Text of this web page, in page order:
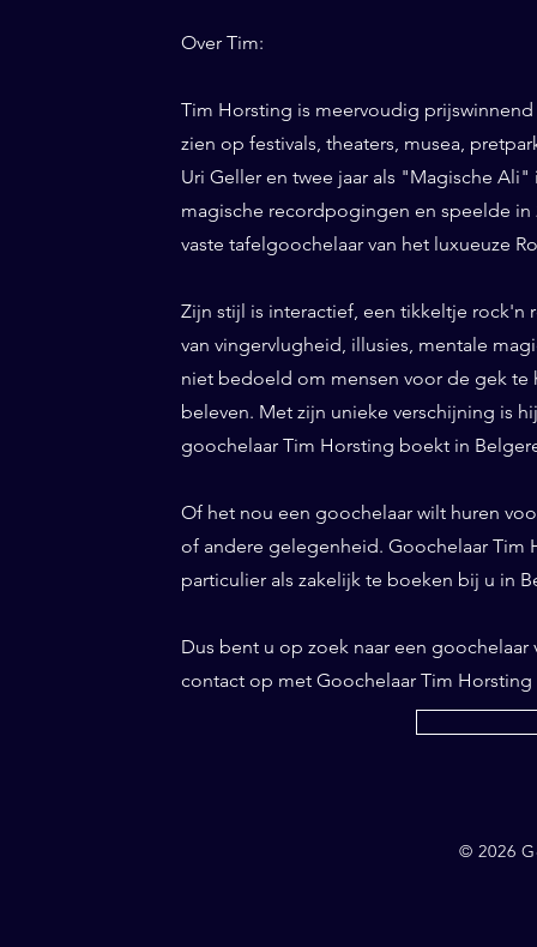
Over Tim:
Tim Horsting is meervoudig
zien op festivals, theaters, musea,
Uri Geller en twee jaar als "Magische
magische recordpogingen en speelde in
vaste tafelgoochelaar van het luxueuze
Zijn stijl is interactief, een tikkeltje rock'n
van vingervlugheid, illusies, mentale
niet bedoeld om mensen voor de gek te
beleven. Met zijn unieke verschijning is
goochelaar Tim Horsting boekt in
Of het nou een goochelaar wilt huren
of andere gelegenheid. Goochelaar Tim
particulier als zakelijk te boeken bij u in
Dus bent u op zoek naar een
contact op met Goochelaar Tim Horsting
© 2026